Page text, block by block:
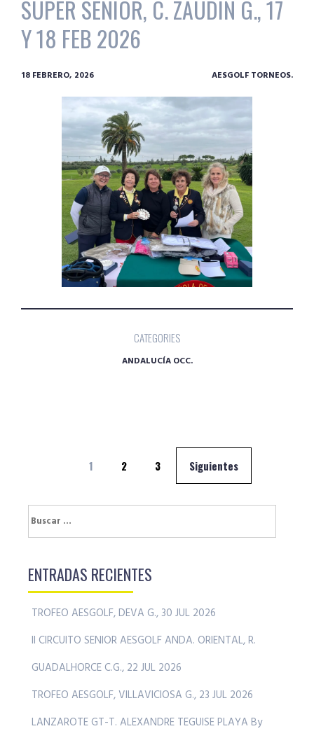
SÚPER SENIOR, C. ZAUDÍN G., 17
Y 18 FEB 2026
18 FEBRERO, 2026 AESGOLF TORNEOS.
CATEGORIES
ANDALUCÍA OCC.
Navegación
entradas
1 2 3 Siguientes
Buscar:
ENTRADAS RECIENTES
TROFEO AESGOLF, DEVA G., 30 JUL 2026
II CIRCUITO SENIOR AESGOLF ANDA. ORIENTAL, R.
GUADALHORCE C.G., 22 JUL 2026
TROFEO AESGOLF, VILLAVICIOSA G., 23 JUL 2026
LANZAROTE GT-T. ALEXANDRE TEGUISE PLAYA By